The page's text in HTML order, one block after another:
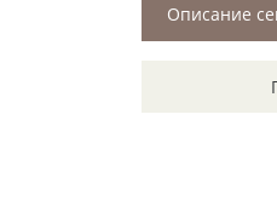
Описание